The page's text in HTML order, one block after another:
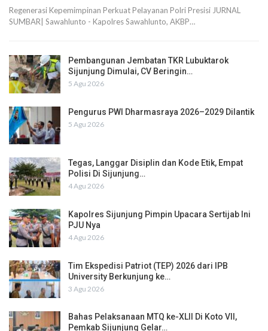
Regenerasi Kepemimpinan Perkuat Pelayanan Polri Presisi JURNAL
SUMBAR| Sawahlunto - Kapolres Sawahlunto, AKBP…
Pembangunan Jembatan TKR Lubuktarok
Sijunjung Dimulai, CV Beringin…
5 Agu 2026
Pengurus PWI Dharmasraya 2026–2029 Dilantik
5 Agu 2026
Tegas, Langgar Disiplin dan Kode Etik, Empat
Polisi Di Sijunjung…
4 Agu 2026
Kapolres Sijunjung Pimpin Upacara Sertijab Ini
PJU Nya
4 Agu 2026
Tim Ekspedisi Patriot (TEP) 2026 dari IPB
University Berkunjung ke…
3 Agu 2026
Bahas Pelaksanaan MTQ ke-XLII Di Koto VII,
Pemkab Sijunjung Gelar…